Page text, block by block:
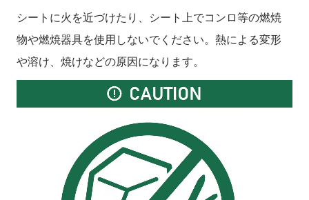
シートに火を近づけたり、シート上でコンロ等の燃焼
物や燃焼器具を使用しないでください。熱による変形
や溶け、焼けなどの原因になります。